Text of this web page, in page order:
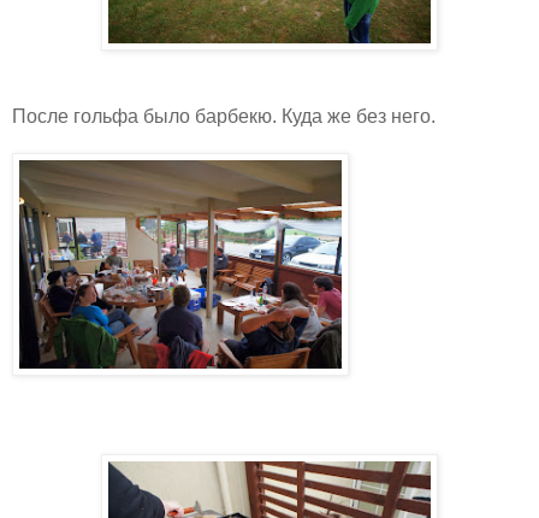
После гольфа было барбекю. Куда же без него.